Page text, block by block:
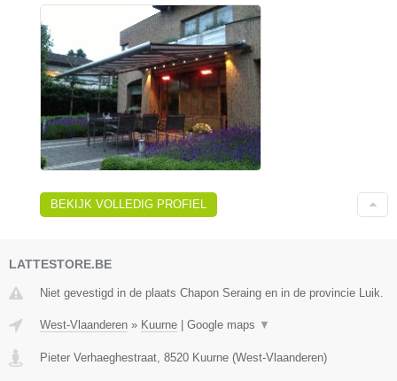
BEKIJK VOLLEDIG PROFIEL
LATTESTORE.BE
Niet gevestigd in de plaats Chapon Seraing en in de provincie Luik.
West-Vlaanderen » Kuurne | Google maps ▼
Pieter Verhaeghestraat 8520 Kuurne (West-Vlaanderen)